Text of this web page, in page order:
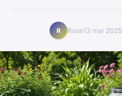
R Rose13 mai 2025